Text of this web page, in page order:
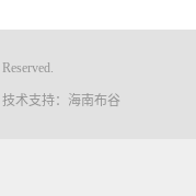
术支持： 海南布谷